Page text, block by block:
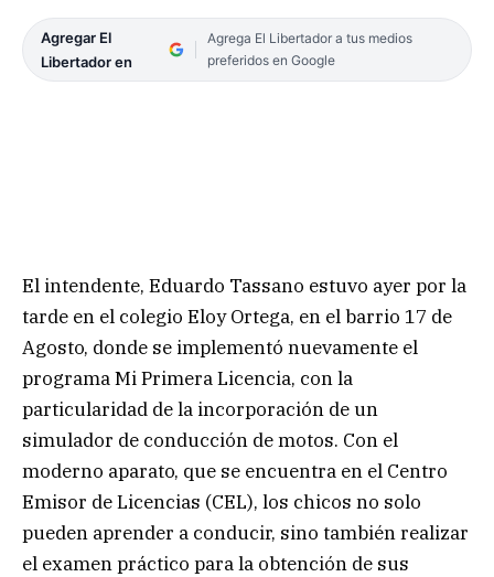
Agregar El
Libertador en
Agrega El Libertador a tus medios
preferidos en Google
El intendente, Eduardo Tassano estuvo ayer por la
tarde en el colegio Eloy Ortega, en el barrio 17 de
Agosto, donde se implementó nuevamente el
programa Mi Primera Licencia, con la
particularidad de la incorporación de un
simulador de conducción de motos. Con el
moderno aparato, que se encuentra en el Centro
Emisor de Licencias (CEL), los chicos no solo
pueden aprender a conducir, sino también realizar
el examen práctico para la obtención de sus